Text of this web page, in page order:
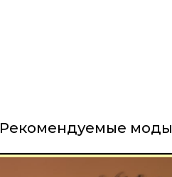
Рекомендуемые моды